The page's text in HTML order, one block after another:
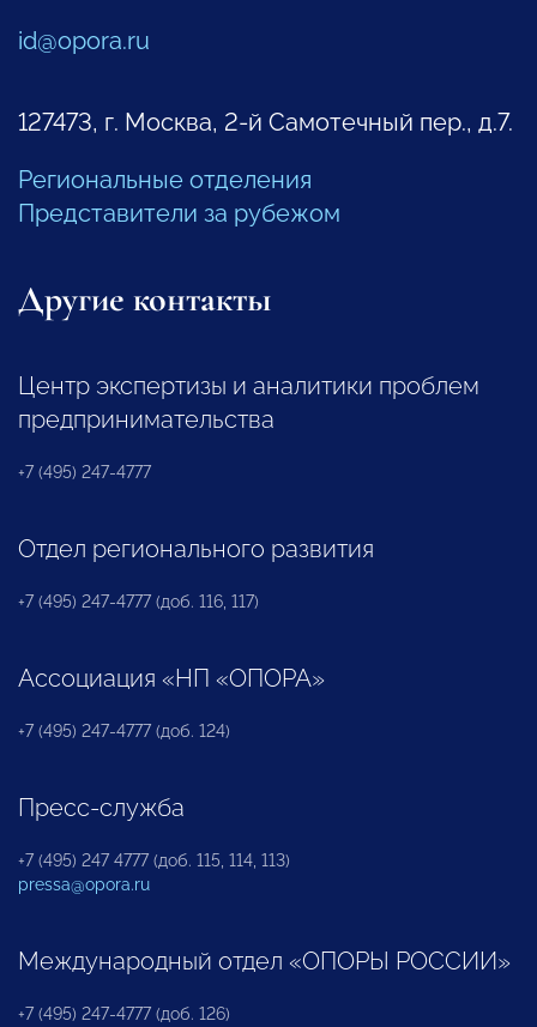
id@opora.ru
127473, г. Москва, 2-й Самотечный пер., д.7.
Региональные отделения
Представители за рубежом
Другие контакты
Центр экспертизы и аналитики проблем
предпринимательства
+7 (495) 247-4777
Отдел регионального развития
+7 (495) 247-4777 (доб. 116, 117)
Ассоциация «НП «ОПОРА»
+7 (495) 247-4777 (доб. 124)
Пресс-служба
+7 (495) 247 4777 (доб. 115, 114, 113)
pressa@opora.ru
Международный отдел «ОПОРЫ РОССИИ»
+7 (495) 247-4777 (доб. 126)